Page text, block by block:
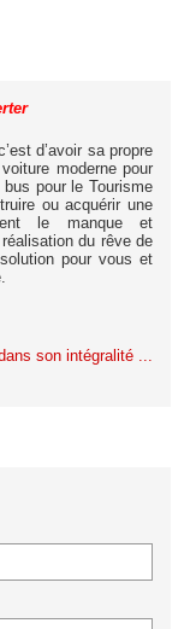
d’avoir sa propre
moderne pour
pour le Tourisme
ou acquérir une
le manque et
du rêve de
pour vous et
son intégralité ...